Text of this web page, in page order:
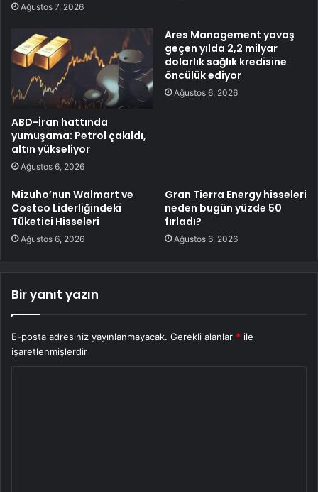
Ağustos 7, 2026
ABD-İran hattında
yumuşama: Petrol çakıldı,
altın yükseliyor
Ağustos 6, 2026
Ares Management yavaş
geçen yılda 2,2 milyar
dolarlık sağlık kredisine
öncülük ediyor
Ağustos 6, 2026
Mizuho’nun Walmart ve
Costco Liderliğindeki
Tüketici Hisseleri
Ağustos 6, 2026
Gran Tierra Energy hisseleri
neden bugün yüzde 50
fırladı?
Ağustos 6, 2026
Bir yanıt yazın
E-posta adresiniz yayınlanmayacak. Gerekli alanlar * ile
işaretlenmişlerdir